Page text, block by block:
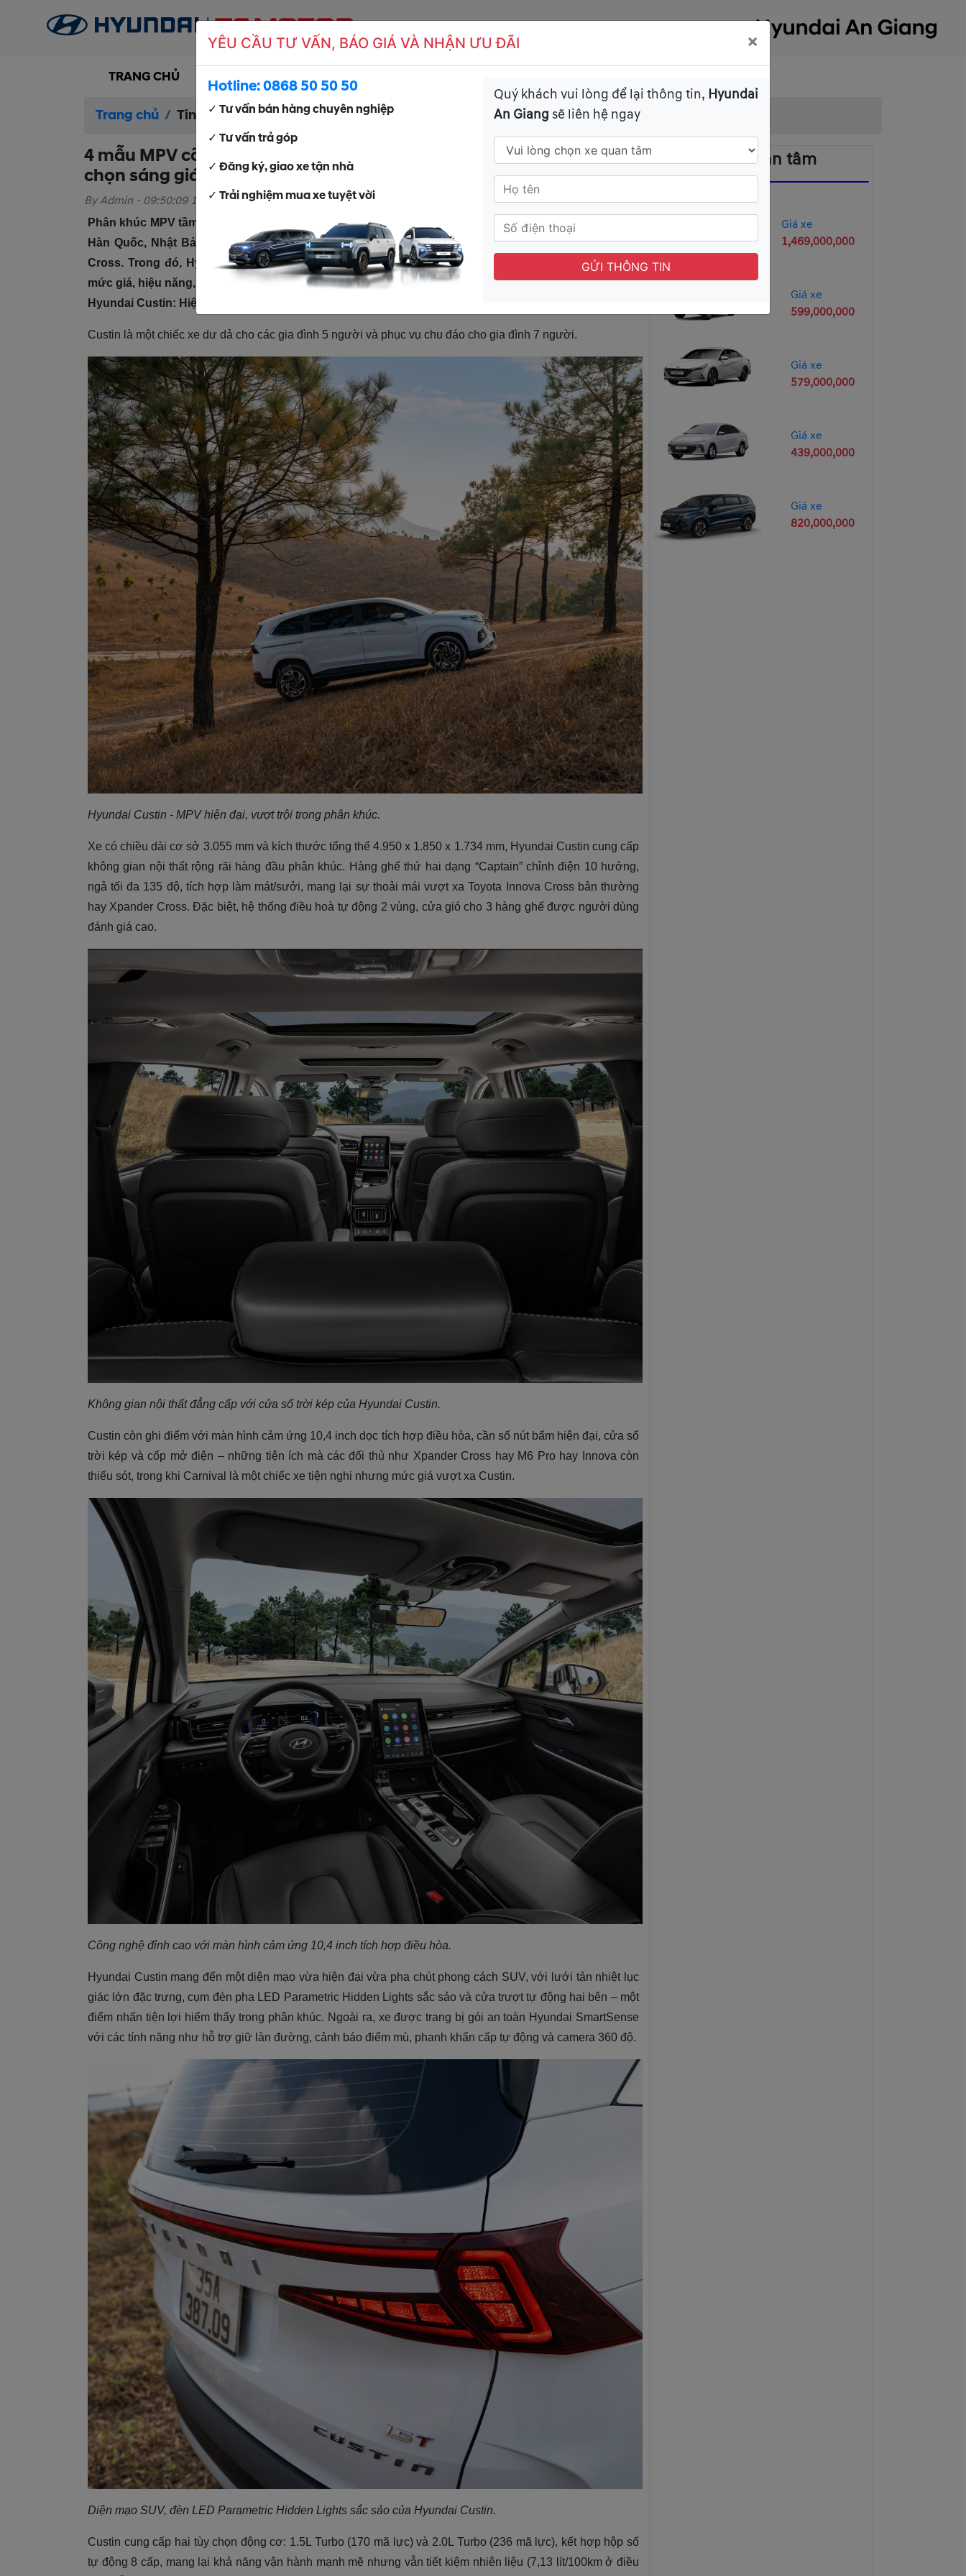
TRANG CHỦ SẢN PHẨM
Trang chủ Tin tức 4 mẫu MPV cỡ trung nhóm “tứ hoàng”: Hyundai Custin có là một lựa chọn sáng giá?
4 mẫu MPV cỡ trung nhóm “tứ hoàng”: Hyundai Custin có là một lựa
chọn sáng giá?
By Admin - 09:50:09 17-04-2025
Phân khúc MPV tầm trung tại thị trường Việt Nam đang chứng kiến cuộc so tài giữa 4 mẫu xe đến từ
Hàn Quốc, Nhật Bản và Trung Quốc là Hyundai Custin, Kia Carnival, MG M6 Pro và Toyota Innova
Cross. Trong đó, Hyundai Custin đang nổi lên như một lựa chọn đáng mua nhờ sự kết hợp giữa
mức giá, hiệu năng, tiện nghi sử dụng.
Hyundai Custin: Hiện đại, đa dụng
Custin là một chiếc xe dư dả cho các gia đình 5 người và phục vụ chu đáo cho gia đình 7 người.
Hyundai Custin - MPV hiện đại, vượt trội trong phân khúc.
Xe có chiều dài cơ sở 3.055 mm và kích thước tổng thể 4.950 x 1.850 x 1.734 mm, Hyundai Custin cung cấp
không gian nội thất rộng rãi hàng đầu phân khúc. Hàng ghế thứ hai dạng “Captain” chỉnh điện 10 hướng,
ngả tối đa 135 độ, tích hợp làm mát/sưởi, mang lại sự thoải mái vượt xa Toyota Innova Cross bản thường
hay Xpander Cross. Đặc biệt, hệ thống điều hoà tự động 2 vùng, cửa gió cho 3 hàng ghế được người dùng
đánh giá cao.
Không gian nội thất đẳng cấp với cửa sổ trời kép của Hyundai Custin.
Custin còn ghi điểm với màn hình cảm ứng 10,4 inch dọc tích hợp điều hòa, cần số nút bấm hiện đại, cửa sổ
trời kép và cốp mở điện – những tiện ích mà các đối thủ như Xpander Cross hay M6 Pro hay Innova còn
thiếu sót, trong khi Carnival là một chiếc xe tiện nghi nhưng mức giá vượt xa Custin.
Công nghệ đỉnh cao với màn hình cảm ứng 10,4 inch tích hợp điều hòa.
Hyundai Custin mang đến một diện mạo vừa hiện đại vừa pha chút phong cách SUV, với lưới tản nhiệt lục
giác lớn đặc trưng, cụm đèn pha LED Parametric Hidden Lights sắc sảo và cửa trượt tự động hai bên – một
điểm nhấn tiện lợi hiếm thấy trong phân khúc. Ngoài ra, xe được trang bị gói an toàn Hyundai SmartSense
với các tính năng như hỗ trợ giữ làn đường, cảnh báo điểm mù, phanh khẩn cấp tự động và camera 360 độ.
Diện mạo SUV, đèn LED Parametric Hidden Lights sắc sảo của Hyundai Custin.
Custin cung cấp hai tùy chọn động cơ: 1.5L Turbo (170 mã lực) và 2.0L Turbo (236 mã lực), kết hợp hộp số
tự động 8 cấp, mang lại khả năng vận hành mạnh mẽ nhưng vẫn tiết kiệm nhiên liệu (7,13 lít/100km ở điều
Có thể bạn quan tâm
Giá xe
1,469,000,000
Giá xe
599,000,000
Giá xe
579,000,000
Giá xe
439,000,000
Giá xe
820,000,000
YÊU CẦU TƯ VẤN, BÁO GIÁ VÀ NHẬN ƯU ĐÃI ×
Hotline:0868 50 50 50
✓ Tư vấn bán hàng chuyên nghiệp
✓ Tư vấn trả góp
✓ Đăng ký, giao xe tận nhà
✓ Trải nghiệm mua xe tuyệt vời
Quý khách vui lòng để lại thông tin, Hyundai
An Giang sẽ liên hệ ngay
GỬI THÔNG TIN